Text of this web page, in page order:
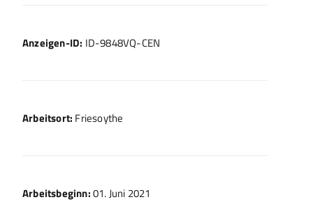
Anzeigen-ID: ID-9848VQ-CEN
Arbeitsort: Friesoythe
Arbeitsbeginn:01. Juni 2021